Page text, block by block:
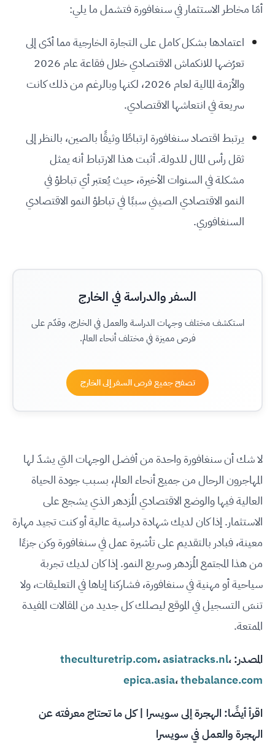
أمّا مخاطر الاستثمار في سنغافورة فتشمل ما يلي:
اعتمادها بشكل كامل على التجارة الخارجية مما أدّى إلى
تعرُضها للانكماش الاقتصادي خلال فقاعة عام 2026
والأزمة المالية لعام 2026، لكنها وبالرغم من ذلك كانت
سريعة في انتعاشها الاقتصادي.
يرتبط اقتصاد سنغافورة ارتباطًا وثيقًا بالصين، بالنظر إلى
ثقل رأس المال للدولة. أثبت هذا الارتباط أنه يمثل
مشكلة في السنوات الأخيرة، حيث يُعتبر أي تباطؤ في
النمو الاقتصادي الصيني سببًا في تباطؤ النمو الاقتصادي
السنغافوري.
السفر والدراسة في الخارج
استكشف مختلف وجهات الدراسة والعمل في الخارج، وقدّم على
فرص مميزة في مختلف أنحاء العالم.
تصفح جميع فرص السفر إلى الخارج
لا شك أن سنغافورة واحدة من أفضل الوجهات التي يشدّ لها
المهاجرون الرحال من جميع أنحاء العالم، بسبب جودة الحياة
العالية فيها والوضع الاقتصادي المُزدهر الذي يشجع على
الاستثمار. إذا كان لديك شهادة دراسية عالية أو كنت تجيد مهارة
معينة، فبادر بالتقديم على تأشيرة عمل في سنغافورة وكن جزءًا
من هذا المجتمع المُزدهر وسريع النمو. إذا كان لديك تجربة
سياحية أو مهنية في سنغافورة، فشاركنا إياها في التعليقات، ولا
تنسَ التسجيل في الموقع ليصلك كل جديد من المقالات المفيدة
الممتعة.
المصدر:
theculturetrip.com،asiatracks.nl،
epica.asia،thebalance.com
اقرأ أيضًا: الهجرة إلى سويسرا | كل ما تحتاج معرفته عن
الهجرة والعمل في سويسرا